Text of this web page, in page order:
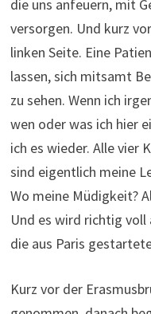
Wo meine Müdigkeit?
Und es wird richtig voll
die aus Paris
Kurz vor der
genommen, danach
Stimmung! Wir
Küsschen und
einen ordentlichen
Ziellinie und finden
Gerdjans Beziehungen
bittet mich um ein